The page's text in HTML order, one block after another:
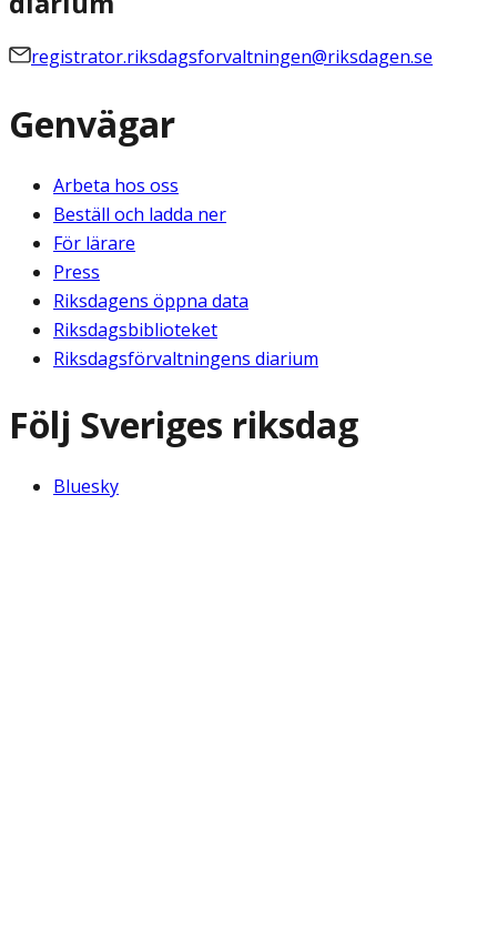
registrator.riksdagsforvaltningen@riksdagen.se
Genvägar
Arbeta hos oss
Beställ och ladda ner
För lärare
Press
Riksdagens öppna data
Riksdagsbiblioteket
Riksdagsförvaltningens diarium
Följ Sveriges riksdag
Bluesky